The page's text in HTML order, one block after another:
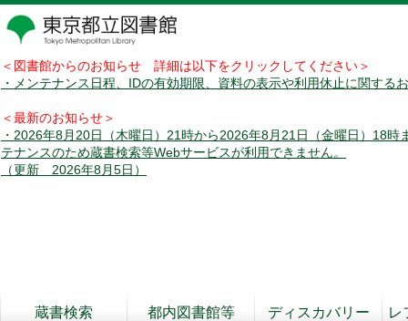
＜図書館からのお知らせ 詳細は以下をクリックしてください＞
・メンテナンス日程、IDの有効期限、資料の表示や利用休止に関する
＜最新のお知らせ＞
・2026年8月20日（木曜日）21時から2026年8月21日（金曜日）18時
テナンスのため蔵書検索等Webサービスが利用できません。
（更新 2026年8月5日）
蔵書検索
都内図書館等
ディスカバリー
レ